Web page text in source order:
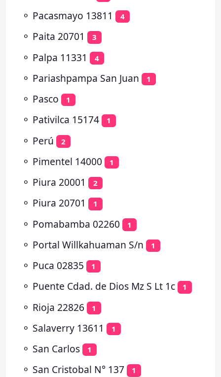
⚬ Pacasmayo 13811 4
⚬ Paita 20701 3
⚬ Palpa 11331 4
⚬ Pariashpampa San Juan 1
⚬ Pasco 1
⚬ Pativilca 15174 1
⚬ Perú 2
⚬ Pimentel 14000 1
⚬ Piura 20001 2
⚬ Piura 20701 1
⚬ Pomabamba 02260 1
⚬ Portal Willkahuaman S/n 1
⚬ Puca 02835 1
⚬ Puente Cdad. de Dios Mz S Lt 1c 1
⚬ Rioja 22826 1
⚬ Salaverry 13611 1
⚬ San Carlos 1
⚬ San Cristobal N° 137 1